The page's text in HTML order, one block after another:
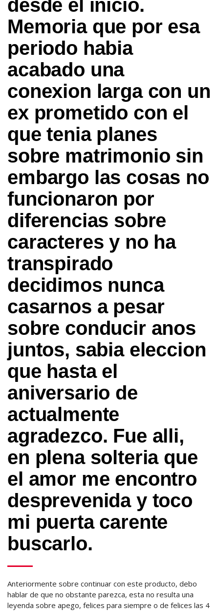
desde el inicio.
Memoria que por esa
periodo habia
acabado una
conexion larga con un
ex prometido con el
que tenia planes
sobre matrimonio sin
embargo las cosas no
funcionaron por
diferencias sobre
caracteres y no ha
transpirado
decidimos nunca
casarnos a pesar
sobre conducir anos
juntos, sabia eleccion
que hasta el
aniversario de
actualmente
agradezco. Fue alli,
en plena solteria que
el amor me encontro
desprevenida y toco
mi puerta carente
buscarlo.
Anteriormente sobre continuar con este producto, debo
hablar de que no obstante parezca, esta no resulta una
leyenda sobre apego, felices para siempre o de felices las 4